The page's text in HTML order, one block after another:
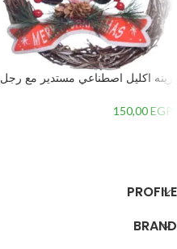
زينه اكليل اصطناعي مستدير مع رجل
2
150,00EGP
PROFILE
BRAND